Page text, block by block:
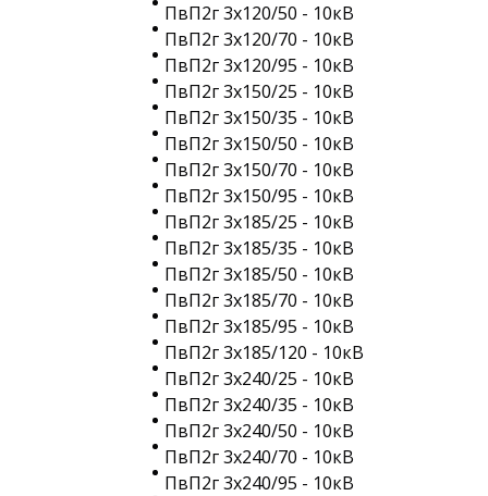
ПвП2г 3х120/50 - 10кВ
ПвП2г 3х120/70 - 10кВ
ПвП2г 3х120/95 - 10кВ
ПвП2г 3х150/25 - 10кВ
ПвП2г 3х150/35 - 10кВ
ПвП2г 3х150/50 - 10кВ
ПвП2г 3х150/70 - 10кВ
ПвП2г 3х150/95 - 10кВ
ПвП2г 3х185/25 - 10кВ
ПвП2г 3х185/35 - 10кВ
ПвП2г 3х185/50 - 10кВ
ПвП2г 3х185/70 - 10кВ
ПвП2г 3х185/95 - 10кВ
ПвП2г 3х185/120 - 10кВ
ПвП2г 3х240/25 - 10кВ
ПвП2г 3х240/35 - 10кВ
ПвП2г 3х240/50 - 10кВ
ПвП2г 3х240/70 - 10кВ
ПвП2г 3х240/95 - 10кВ